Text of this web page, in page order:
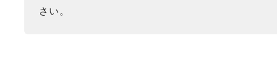
さい。